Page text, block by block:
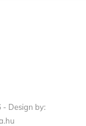
Design by: